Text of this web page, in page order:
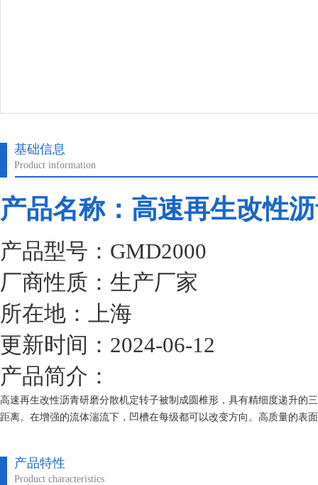
基础信息
Product information
产品名称：高速再生改性
产品型号：GMD2000
厂商性质：生产厂家
所在地：上海
更新时间：2024-06-12
产品简介：
高速再生改性沥青研磨分散机定转子被制成圆椎形，具有精细度递升的
距离。在增强的流体湍流下，凹槽在每级都可以改变方向。高质量的表
产品特性
Product characteristics